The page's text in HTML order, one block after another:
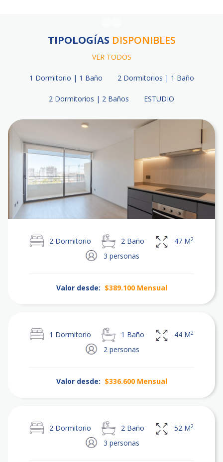
TIPOLOGÍAS DISPONIBLES
VER TODOS
1 Dormitorio | 1 Baño 2 Dormitorios | 1 Baño
2 Dormitorios | 2 Baños ESTUDIO
2 Dormitorio 2 Baño 47 M2
3 personas
Valor desde: $389.100 Mensual
1 Dormitorio 1 Baño 44 M2
2 personas
Valor desde: $336.600 Mensual
2 Dormitorio 2 Baño 52 M2
3 personas